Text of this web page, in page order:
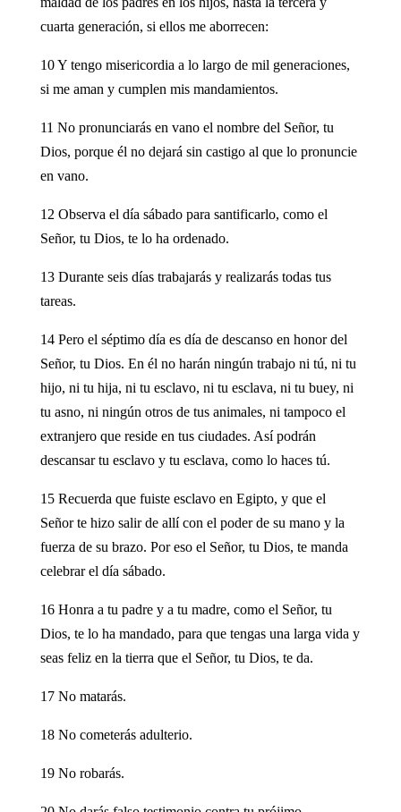
cuarta generación, si ellos me aborrecen:
10 Y tengo misericordia a lo largo de mil generaciones,
si me aman y cumplen mis mandamientos.
11 No pronunciarás en vano el nombre del Señor, tu
Dios, porque él no dejará sin castigo al que lo pronuncie
en vano.
12 Observa el día sábado para santificarlo, como el
Señor, tu Dios, te lo ha ordenado.
13 Durante seis días trabajarás y realizarás todas tus
tareas.
14 Pero el séptimo día es día de descanso en honor del
Señor, tu Dios. En él no harán ningún trabajo ni tú, ni tu
hijo, ni tu hija, ni tu esclavo, ni tu esclava, ni tu buey, ni
tu asno, ni ningún otros de tus animales, ni tampoco el
extranjero que reside en tus ciudades. Así podrán
descansar tu esclavo y tu esclava, como lo haces tú.
15 Recuerda que fuiste esclavo en Egipto, y que el
Señor te hizo salir de allí con el poder de su mano y la
fuerza de su brazo. Por eso el Señor, tu Dios, te manda
celebrar el día sábado.
16 Honra a tu padre y a tu madre, como el Señor, tu
Dios, te lo ha mandado, para que tengas una larga vida y
seas feliz en la tierra que el Señor, tu Dios, te da.
17 No matarás.
18 No cometerás adulterio.
19 No robarás.